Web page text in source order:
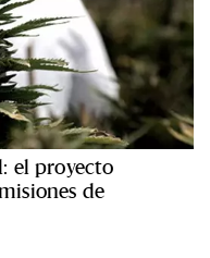
el proyecto
de